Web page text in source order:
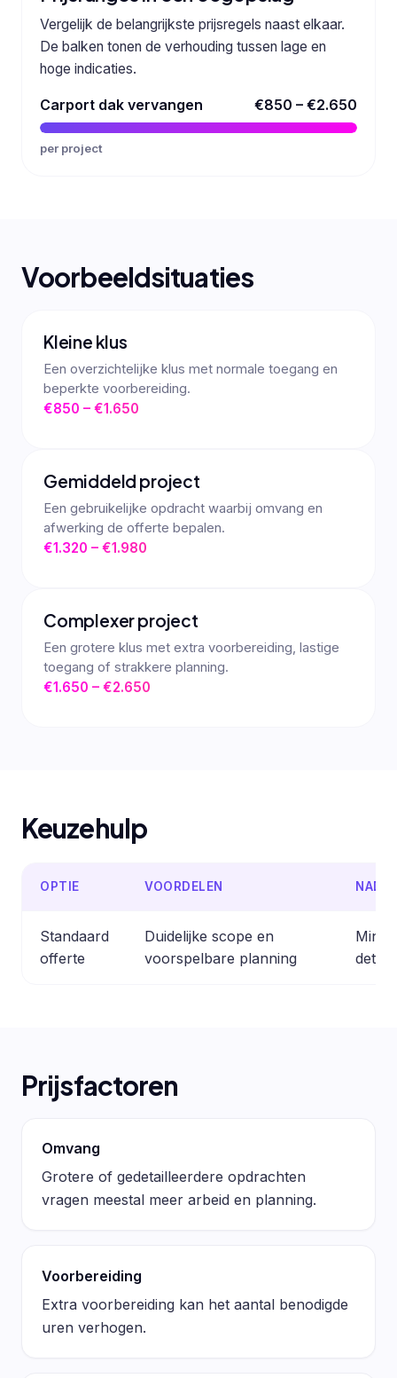
Vergelijk de belangrijkste prijsregels naast elkaar.
De balken tonen de verhouding tussen lage en
hoge indicaties.
Carport dak vervangen €850 – €2.650
per project
Voorbeeldsituaties
Kleine klus
Een overzichtelijke klus met normale toegang en
beperkte voorbereiding.
€850 – €1.650
Gemiddeld project
Een gebruikelijke opdracht waarbij omvang en
afwerking de offerte bepalen.
€1.320 – €1.980
Complexer project
Een grotere klus met extra voorbereiding, lastige
toegang of strakkere planning.
€1.650 – €2.650
Keuzehulp
OPTIE VOORDELEN
Standaard
offerte
Duidelijke scope en
voorspelbare planning
Prijsfactoren
Omvang
Grotere of gedetailleerdere opdrachten
vragen meestal meer arbeid en planning.
Voorbereiding
Extra voorbereiding kan het aantal benodigde
uren verhogen.